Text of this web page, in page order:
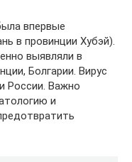
впервые
в провинции Хубэй).
выявляли в
Болгарии. Вирус
России. Важно
и